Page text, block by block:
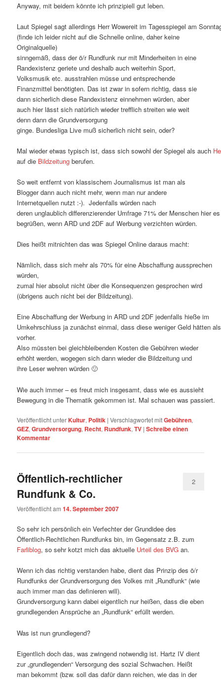
Anyway, mit beidem könnte ich prinzipiell gut leben.
Laut Spiegel sagt allerdings Herr Wowereit im Tagesspiegel am
(finde ich leider nicht auf die Schnelle online, daher keine
Originalquelle)
sinngemäß, dass der ö/r Rundfunk nur mit Minderheiten in eine
Randexistenz geriete und deshalb auch weiterhin Sport,
Volksmusik etc. ausstrahlen müsse und entsprechende
Finanzmittel benötigten. Das ist zwar in sofern richtig, dass sie
dann sicherlich diese Randexistenz einnehmen würden, aber
auch hier lässt sich natürlich wieder trefflich streiten wie weit
denn dann die Grundversorgung
ginge. Bundesliga Live muß sicherlich nicht sein, oder?
Mal wieder etwas typisch ist, dass sich sowohl der Spiegel als auch
auf die Bildzeitung berufen.
So weit entfernt von klassischem Journalismus ist man als
Blogger dann auch nicht mehr, wenn man nur andere
Internetquellen nutzt :-). Jedenfalls würden nach
deren unglaublich differenzierender Umfrage 71% der Menschen hier es
begrüßen, wenn ARD und 2DF auf Werbung verzichten würden.
Dies heißt mitnichten das was Spiegel Online daraus macht:
Nämlich, dass sich mehr als 70% für eine Abschaffung aussprechen
würden,
zumal hier absolut nicht über die Konsequenzen gesprochen wird
(übrigens auch nicht bei der Bildzeitung).
Eine Abschaffung der Werbung in ARD und 2DF jedenfalls hieße im
Umkehrschluss ja zunächst einmal, dass diese weniger Geld hätten als
vorher.
Also müssten bei gleichbleibenden Kosten die Gebühren wieder
erhöht werden, wogegen sich dann wieder die Bildzeitung und
ihre Leser wehren würden 🙂
Wie auch immer – es freut mich insgesamt, dass wie es aussieht
Bewegung in die Thematik gekommen ist. Mal schauen was passiert.
Veröffentlicht unterKultur, Politik |Verschlagwortet mitGebühren,
GEZ,Grundversorgung, Recht, Rundfunk,TV |Schreibe einen
Kommentar
Öffentlich-rechtlicher
Rundfunk & Co.
Veröffentlicht am14. September 2007
2
So sehr ich persönlich ein Verfechter der Grundidee des
Öffentlich-Rechtlichen Rundfunks bin, im Gegensatz z.B. zum
Farliblog, so sehr kotzt mich das aktuelle Urteil des BVG an.
Wenn ich das richtig verstanden habe, dient das Prinzip des ö/r
Rundfunks der Grundversorgung des Volkes mit „Rundfunk“ (wie
auch immer man das definieren will).
Grundversorgung kann dabei eigentlich nur heißen, dass die eben
grundlegenden Ansprüche an „Rundfunk“ erfüllt werden.
Was ist nun grundlegend?
Eigentlich doch das, was zwingend notwendig ist. Hartz IV dient
zur „grundlegenden“ Versorgung des sozial Schwachen. Heißt
man bekommt (bzw. soll das dafür dann reichen, wie das in der